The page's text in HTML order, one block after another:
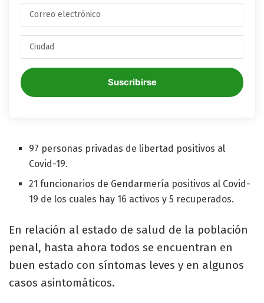
Suscribirse
97 personas privadas de libertad positivos al
Covid-19.
21 funcionarios de Gendarmería positivos al Covid-
19 de los cuales hay 16 activos y 5 recuperados.
En relación al estado de salud de la población
penal, hasta ahora todos se encuentran en
buen estado con síntomas leves y en algunos
casos asintomáticos.